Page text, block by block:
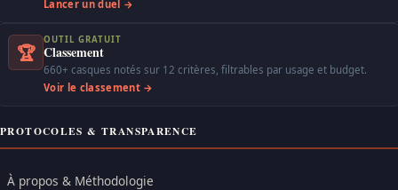
Lancer un duel →
🏆
OUTIL GRATUIT
Classement
660+ casques notés sur 12 critères, filtrables par usage et budget.
Voir le classement →
PROTOCOLES & TRANSPARENCE
À propos & Méthodologie